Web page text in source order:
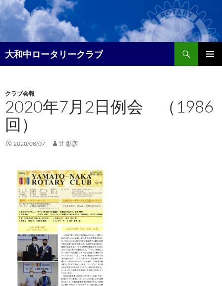
コ
ン
ン
ツ
へ
ッ
プ
大和中ロータリークラブ
検
索
クラブ会報
2020年7月2日例会 （1986
回）
2020/08/07 辻 彰彦